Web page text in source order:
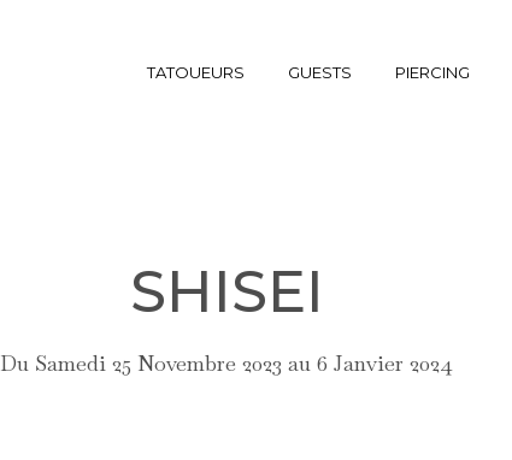
TATOUEURS GUESTS PIERCING
SHISEI
Du Samedi 25 Novembre 2023 au 6 Janvier 2024